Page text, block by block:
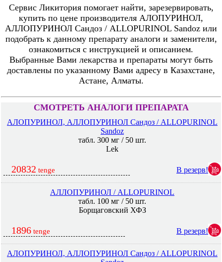
Сервис Ликитория помогает найти, зарезервировать,
купить по цене производителя АЛОПУРИНОЛ,
АЛЛОПУРИНОЛ Сандоз / ALLOPURINOL Sandoz или
подобрать к данному препарату аналоги и заменители,
ознакомиться с инструкцией и описанием.
Выбранные Вами лекарства и препараты могут быть
доставлены по указанному Вами адресу в Казахстане,
Астане, Алматы.
СМОТРЕТЬ АНАЛОГИ ПРЕПАРАТА
АЛОПУРИНОЛ, АЛЛОПУРИНОЛ Сандоз / ALLOPURINOL
Sandoz
табл. 300 мг / 50 шт.
Lek
20832 tenge В резерв!
АЛЛОПУРИНОЛ / ALLOPURINOL
табл. 100 мг / 50 шт.
Борщаговский ХФЗ
1896 tenge В резерв!
АЛОПУРИНОЛ, АЛЛОПУРИНОЛ Сандоз / ALLOPURINOL